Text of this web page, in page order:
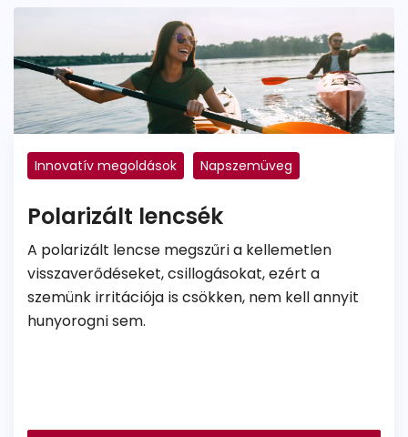
Innovatív megoldások
Napszemüveg
Lencsetípusok
Polarizált
Polarizált lencsék
A polarizált lencse megszűri a kellemetlen
visszaverődéseket, csillogásokat, ezért a
szemünk irritációja is csökken, nem kell annyit
hunyorogni sem.